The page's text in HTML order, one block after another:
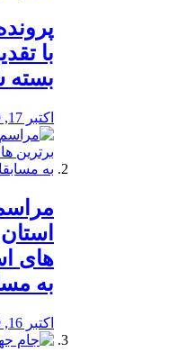
با
بسته
اکتبر 17, 2019
های
به
اکتبر 16, 2019